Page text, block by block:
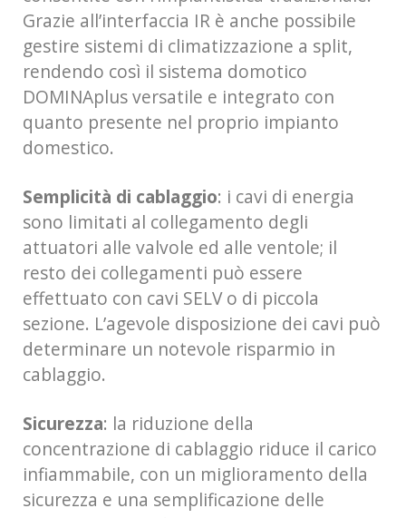
Grazie all’interfaccia IR è anche possibile
gestire sistemi di climatizzazione a split,
rendendo così il sistema domotico
DOMINAplus versatile e integrato con
quanto presente nel proprio impianto
domestico.
Semplicità di cablaggio: i cavi di energia
sono limitati al collegamento degli
attuatori alle valvole ed alle ventole; il
resto dei collegamenti può essere
effettuato con cavi SELV o di piccola
sezione. L’agevole disposizione dei cavi può
determinare un notevole risparmio in
cablaggio.
Sicurezza: la riduzione della
concentrazione di cablaggio riduce il carico
infiammabile, con un miglioramento della
sicurezza e una semplificazione delle